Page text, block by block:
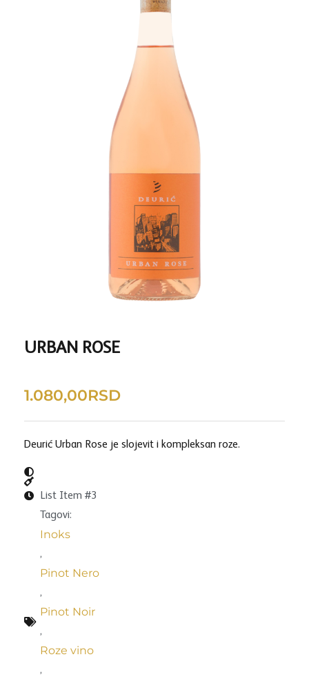
URBAN ROSE
1.080,00RSD
Deurić Urban Rose je slojevit i kompleksan roze.
List Item #3
Tagovi:
Inoks
,
Pinot Nero
,
Pinot Noir
,
Roze vino
,